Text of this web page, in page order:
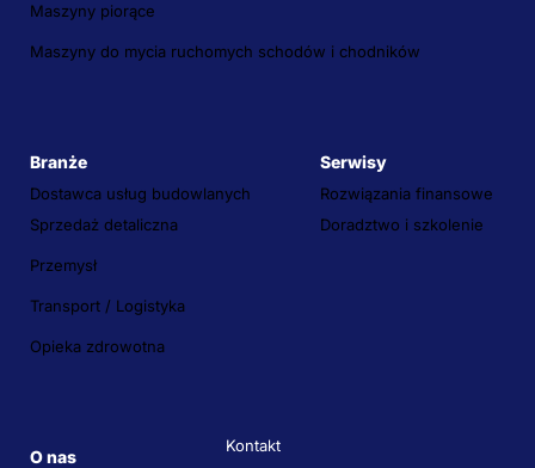
Maszyny piorące
Maszyny do mycia ruchomych schodów i chodników
Branże
Dostawca usług budowlanych
Sprzedaż detaliczna
Przemysł
Transport / Logistyka
Opieka zdrowotna
Serwisy
Rozwiązania finansowe
Doradztwo i szkolenie
O nas
Kontakt